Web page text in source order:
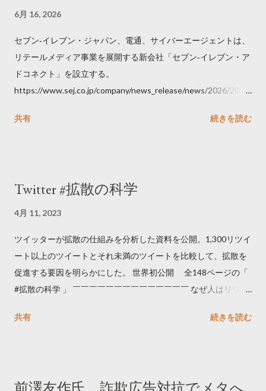
6月 16, 2026
セブン‐イレブン・ジャパン、電通、サイバーエージェントは、
リテールメディア事業を展開する新会社「セブン‐イレブン・ア
ドコネクト」を設立する。
https://www.sej.co.jp/company/news_release/news/2026/2026
共有
続きを読む
Twitter #拡散の科学
4月 11, 2023
ツイッターが拡散の仕組みを分析した資料を公開。1,300リツイ
ート以上のツイートとそれ未満のツイートを比較して、拡散を
促進する要因を明らかにした。 世界初公開 全148ページの「
#拡散の科学 」 ￣￣￣￣￣￣￣￣￣￣￣￣￣￣ なぜ人はリツイ
学しました。 ー バズの目安は1300リツイート ー 人は16の熱量
トするのか？ https://marketing.twitter.com/ja/insights/kakusan
共有 続きを読む